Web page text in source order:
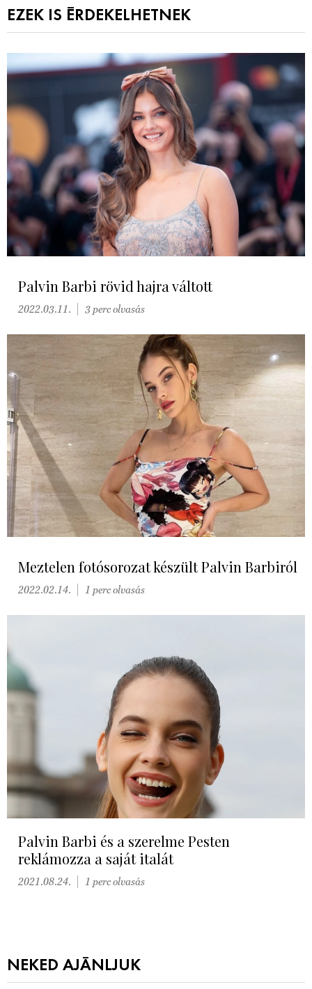
EZEK IS ÉRDEKELHETNEK
Palvin Barbi rövid hajra váltott
2022.03.11. 3 perc olvasás
Meztelen fotósorozat készült Palvin Barbiról
2022.02.14. 1 perc olvasás
Palvin Barbi és a szerelme Pesten
reklámozza a saját italát
2021.08.24. 1 perc olvasás
NEKED AJÁNLJUK